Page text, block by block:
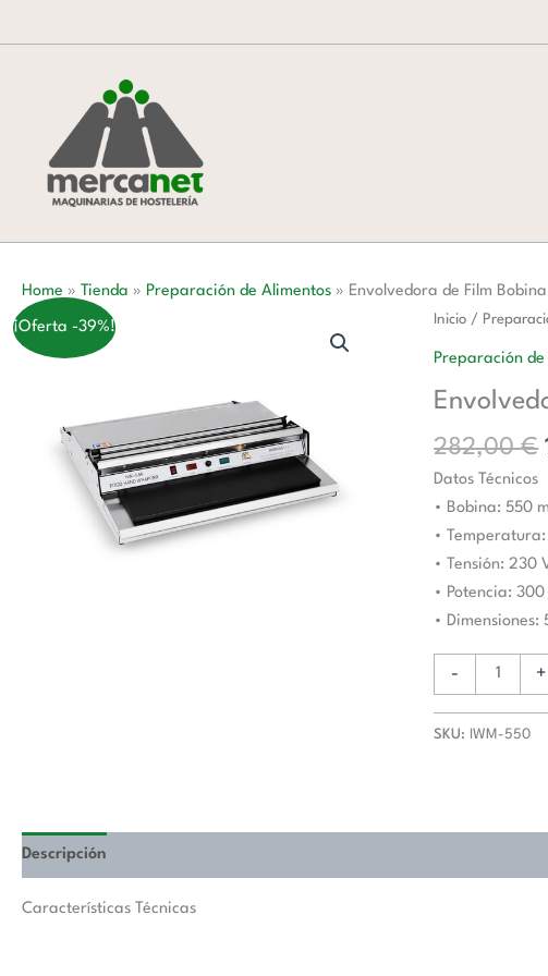
al
Home » Tienda » Preparación de Alimentos » Envolvedora de Film
¡Oferta -39%! Inicio /
Preparación
282,00€
Datos Técnicos
• Bobina: 550
• Temperatura:
• Tensión: 230
• Potencia: 300
•
-
Envolvedora
Bobina
de
570x600x130h
mm
IWM-
550
cantidad
+
SKU: IWM-550
Descripción
Características Técnicas